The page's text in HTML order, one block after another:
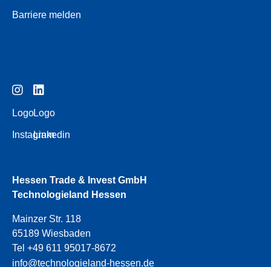
Barriere melden
Logo
Instagram
Logo
Linkedin
Hessen Trade & Invest GmbH
Technologieland Hessen
Mainzer Str. 118
65189 Wiesbaden
Tel +49 611 95017-8672
info@technologieland-hessen.de